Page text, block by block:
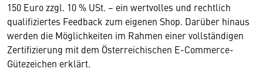
150 Euro zzgl. 10 % USt. – ein wertvolles und rechtlich
qualifiziertes Feedback zum eigenen Shop. Darüber hinaus
werden die Möglichkeiten im Rahmen einer vollständigen
Zertifizierung mit dem Österreichischen E-Commerce-
Gütezeichen erklärt.